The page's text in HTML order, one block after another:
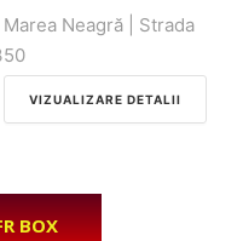
Neagră | Strada
VIZUALIZARE DETALII
BOX